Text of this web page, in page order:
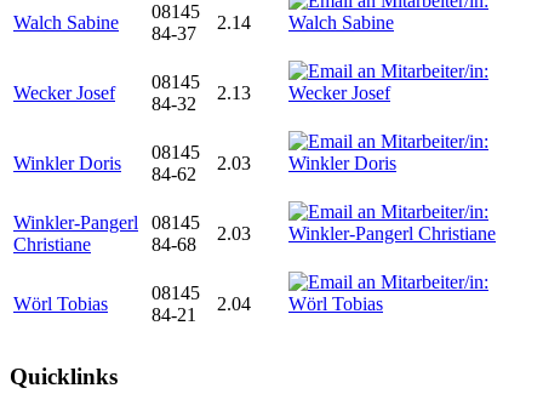
Walch Sabine
08145
84-37
2.14
Wecker Josef
08145
84-32
2.13
Winkler Doris
08145
84-62
2.03
Winkler-Pangerl
Christiane
08145
84-68
2.03
Wörl Tobias
08145
84-21
2.04
Quicklinks